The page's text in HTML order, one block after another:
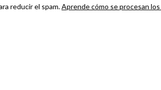
reducir el spam.Aprende cómo se procesan